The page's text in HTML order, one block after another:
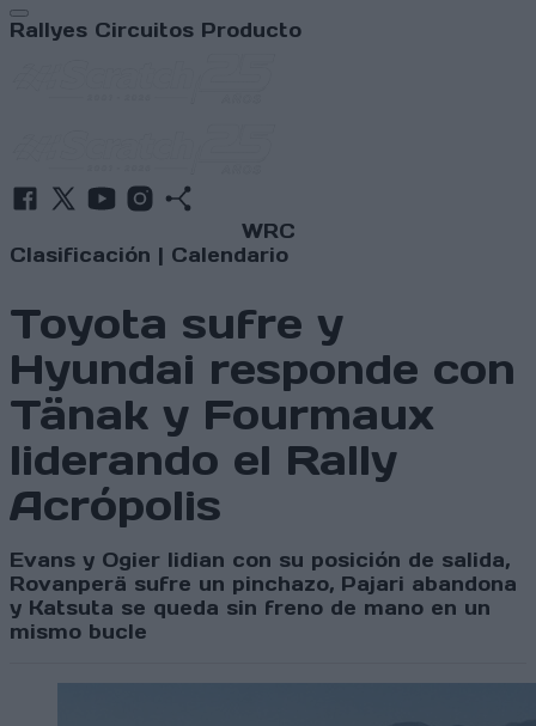
Abrir menú
Rallyes Circuitos Producto
WRC
Clasificación | Calendario
Toyota sufre y
Hyundai responde con
Tänak y Fourmaux
liderando el Rally
Acrópolis
Evans y Ogier lidian con su posición de salida,
Rovanperä sufre un pinchazo, Pajari abandona
y Katsuta se queda sin freno de mano en un
mismo bucle